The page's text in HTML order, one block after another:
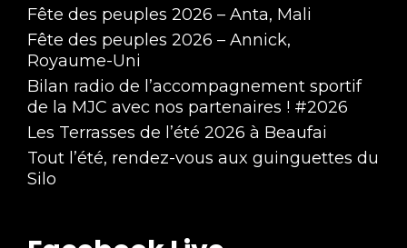
Fête des peuples 2026 – Anta, Mali
Fête des peuples 2026 – Annick,
Royaume-Uni
Bilan radio de l’accompagnement sportif
de la MJC avec nos partenaires ! #2026
Les Terrasses de l’été 2026 à Beaufai
Tout l’été, rendez-vous aux guinguettes du
Silo